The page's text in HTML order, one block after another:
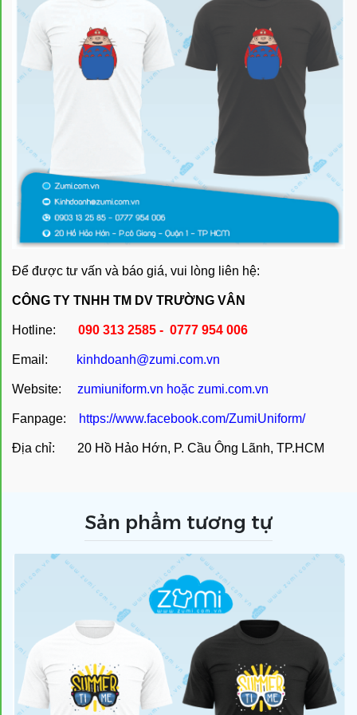
Để được tư vấn và báo giá, vui lòng liên hệ:
CÔNG TY TNHH TM DV TRƯỜNG VÂN
Hotline: 090 313 2585 - 0777 954 006
Email: kinhdoanh@zumi.com.vn
Website: zumiuniform.vn hoặc zumi.com.vn
Fanpage: https://www.facebook.com/ZumiUniform/
Địa chỉ: 20 Hồ Hảo Hớn, P. Cầu Ông Lãnh, TP.HCM
Sản phẩm tương tự